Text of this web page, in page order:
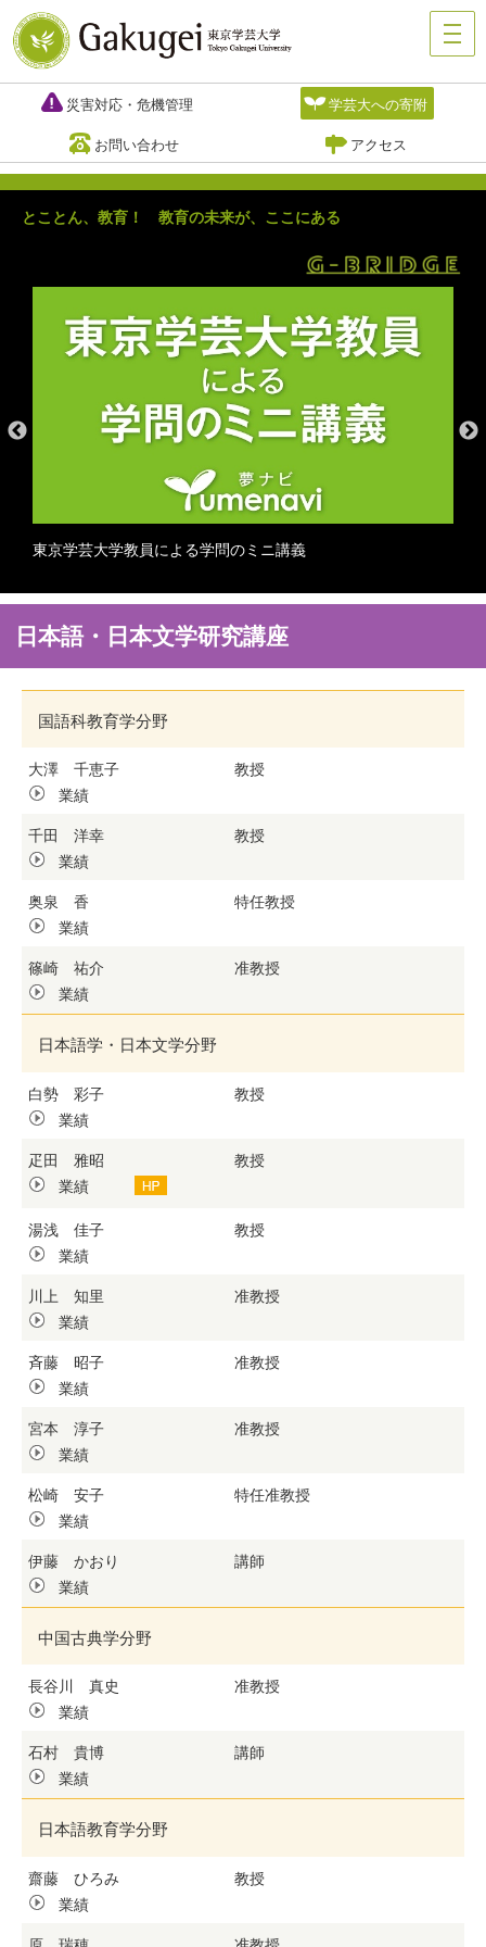
災害対応・危機管理 学芸大への寄附
お問い合わせ アクセス
とことん、教育！ 教育の未来が、ここにある
東京学芸大学教員による学問のミニ講義
日本語・日本文学研究講座
国語科教育学分野
大澤 千恵子
教授
業績
千田 洋幸
教授
業績
奥泉 香
特任教授
業績
篠崎 祐介
准教授
業績
日本語学・日本文学分野
白勢 彩子
教授
業績
疋田 雅昭
教授
業績
湯浅 佳子
教授
業績
川上 知里
准教授
業績
斉藤 昭子
准教授
業績
宮本 淳子
准教授
業績
松崎 安子
特任准教授
業績
伊藤 かおり
講師
業績
中国古典学分野
長谷川 真史
准教授
業績
石村 貴博
講師
業績
日本語教育学分野
齋藤 ひろみ
教授
業績